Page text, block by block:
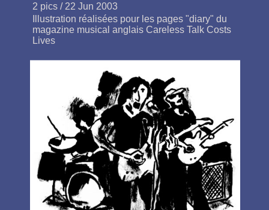
2 pics / 22 Jun 2003
Illustration réalisées pour les pages "diary" du
magazine musical anglais Careless Talk Costs
Lives